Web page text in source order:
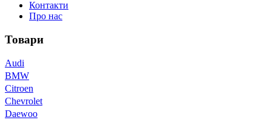
Контакти
Про нас
Товари
Audi
BMW
Citroen
Chevrolet
Daewoo